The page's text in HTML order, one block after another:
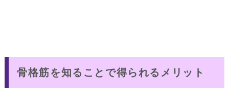
骨格筋を知ることで得られるメリット